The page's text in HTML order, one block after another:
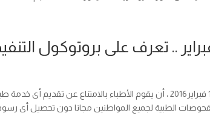
– قررت الجمعية العمومية لأطباء مصر فى إجتماعها الطارىء بتاريخ 12 فبراير2016 ، أن يقوم الأطباء بالامتناع عن تقديم
الطبية لجميع المواطنين مجانا دون تحصيل أى